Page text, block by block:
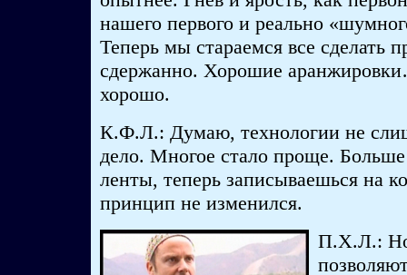
нашего первого и реально
Теперь мы стараемся все сделать
сдержанно. Хорошие
хорошо.
К.Ф.Л.: Думаю, технологии не
дело. Многое стало проще.
ленты, теперь записываешься на
принцип не изменился.
П.Х.Л.: